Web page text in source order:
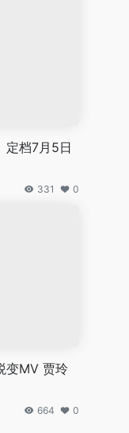
定档7月5日
331 0
变MV 贾玲
664 0